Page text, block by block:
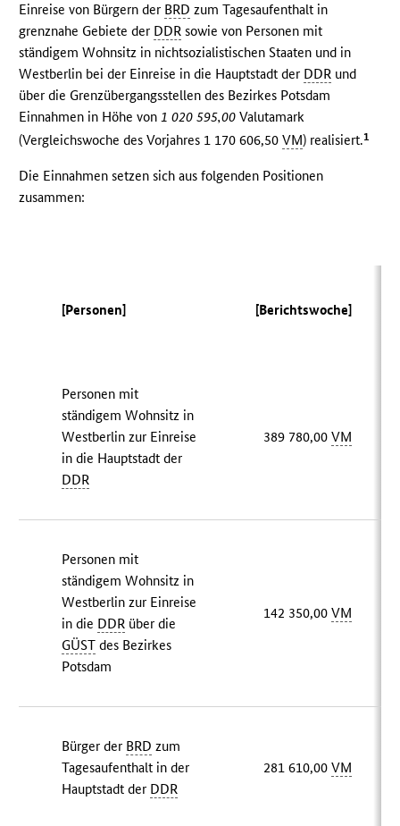
Einreise von Bürgern der BRD zum Tagesaufenthalt in
grenznahe Gebiete der DDR sowie von Personen mit
ständigem Wohnsitz in nichtsozialistischen Staaten und in
Westberlin bei der Einreise in die Hauptstadt der DDR und
über die Grenzübergangsstellen des Bezirkes Potsdam
Einnahmen in Höhe von1 020 595,00 Valutamark
(Vergleichswoche des Vorjahres 1 170 606,50VM) realisiert.1
Die Einnahmen setzen sich aus folgenden Positionen
zusammen:
[Personen] [Berichtswoche]
Personen mit
ständigem Wohnsitz in
Westberlin zur Einreise
in die Hauptstadt der
DDR
389 780,00VM
Personen mit
ständigem Wohnsitz in
Westberlin zur Einreise
in die DDR über die
GÜST des Bezirkes
Potsdam
142 350,00VM
Bürger der BRD zum
Tagesaufenthalt in der
Hauptstadt der DDR
281 610,00VM